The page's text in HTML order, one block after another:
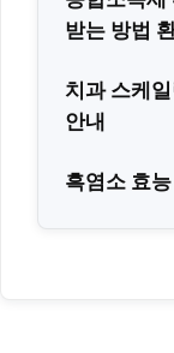
받는 방법
치과 스케
안내
흑염소 효